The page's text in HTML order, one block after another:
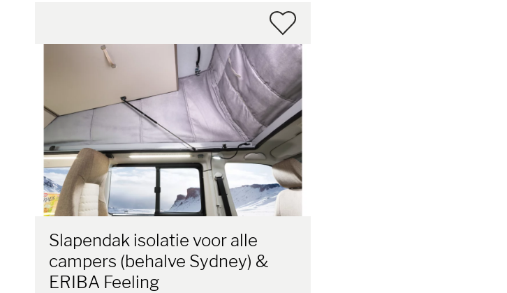
Slapendak isolatie voor alle
campers (behalve Sydney) &
ERIBA Feeling